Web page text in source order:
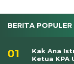
BERITA POPULER
Kak Ana
Ketua KPA